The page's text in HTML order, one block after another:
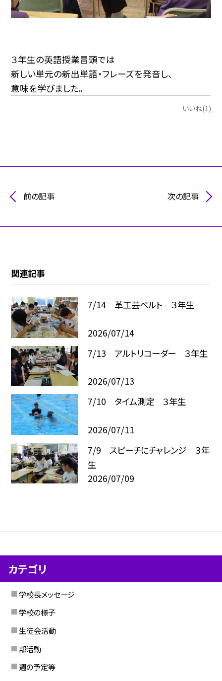
３年生の英語授業冒頭では
新しい単元の新出単語・フレーズを発音し、
意味を学びました。
いいね(1)
前の記事 次の記事
関連記事
7/14 革工芸ベルト ３年生
2026/07/14
7/13 アルトリコーダー ３年生
2026/07/13
7/10 タイム測定 ３年生
2026/07/11
7/9 スピーチにチャレンジ ３年
生
2026/07/09
カテゴリ
学校長メッセージ
学校の様子
生徒会活動
部活動
週の予定等